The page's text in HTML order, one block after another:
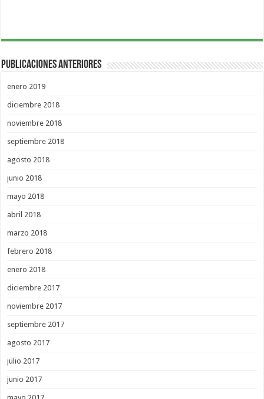
Publicaciones Anteriores
enero 2019
diciembre 2018
noviembre 2018
septiembre 2018
agosto 2018
junio 2018
mayo 2018
abril 2018
marzo 2018
febrero 2018
enero 2018
diciembre 2017
noviembre 2017
septiembre 2017
agosto 2017
julio 2017
junio 2017